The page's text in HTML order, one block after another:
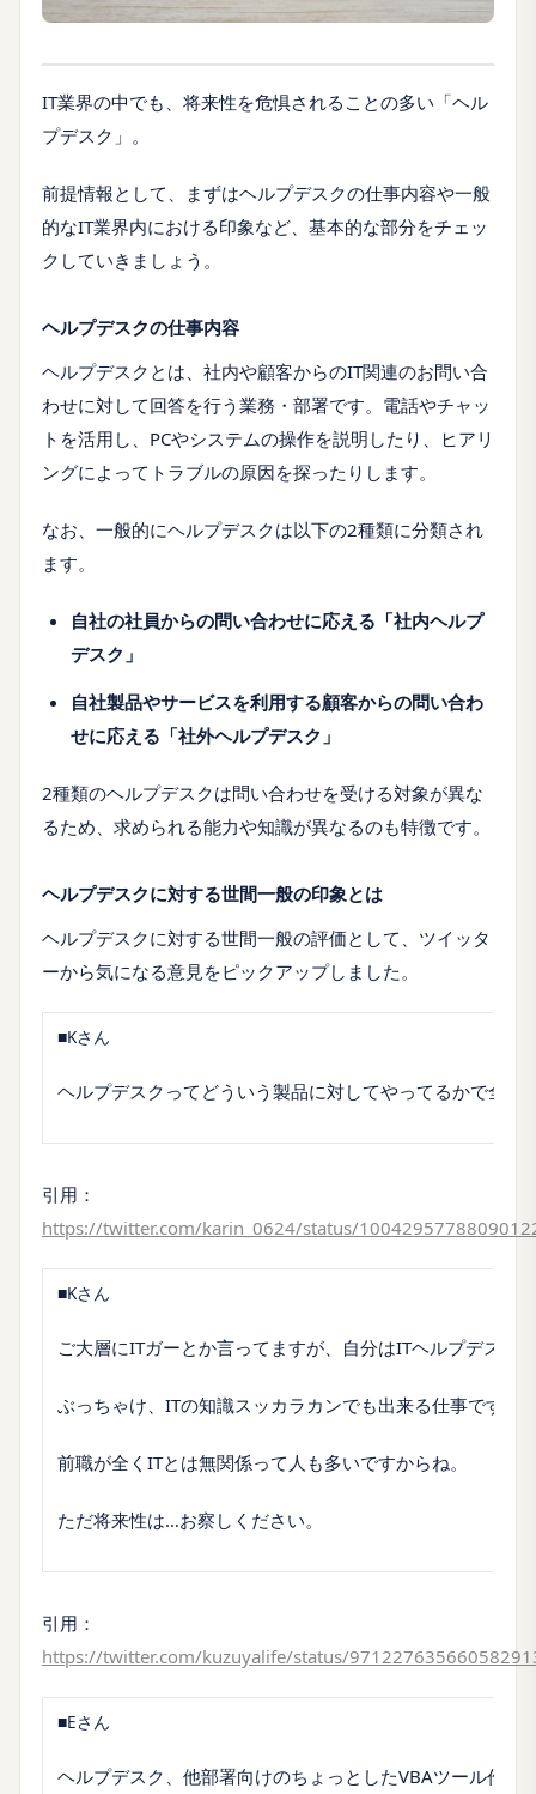
IT業界の中でも、将来性を危惧されることの多い「ヘル
プデスク」。
前提情報として、まずはヘルプデスクの仕事内容や一般
的なIT業界内における印象など、基本的な部分をチェッ
クしていきましょう。
ヘルプデスクの仕事内容
ヘルプデスクとは、社内や顧客からのIT関連のお問い合
わせに対して回答を行う業務・部署です。電話やチャッ
トを活用し、PCやシステムの操作を説明したり、ヒアリ
ングによってトラブルの原因を探ったりします。
なお、一般的にヘルプデスクは以下の2種類に分類され
ます。
自社の社員からの問い合わせに応える「社内ヘルプ
デスク」
自社製品やサービスを利用する顧客からの問い合わ
せに応える「社外ヘルプデスク」
2種類のヘルプデスクは問い合わせを受ける対象が異な
るため、求められる能力や知識が異なるのも特徴です。
ヘルプデスクに対する世間一般の印象とは
ヘルプデスクに対する世間一般の評価として、ツイッタ
ーから気になる意見をピックアップしました。
■Kさん
ヘルプデスクってどういう製品に対してやってるかで全
引用：
https://twitter.com/karin_0624/status/
■Kさん
ご大層にITガーとか言ってますが、自分はITヘルプデス
ぶっちゃけ、ITの知識スッカラカンでも出来る仕事です。
前職が全くITとは無関係って人も多いですからね。
ただ将来性は…お察しください。
引用：
https://twitter.com/kuzuyalife/status/
■Eさん
ヘルプデスク、他部署向けのちょっとしたVBAツール作